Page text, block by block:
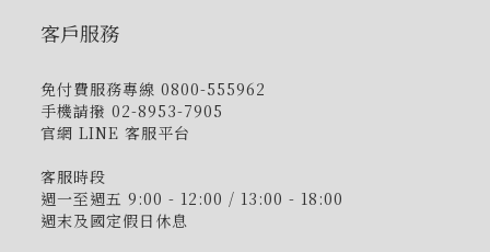
客戶服務
免付費服務專線 0800-555962
手機請撥 02-8953-7905
官網 LINE 客服平台
客服時段
週一至週五 9:00 - 12:00 / 13:00 - 18:00
週末及國定假日休息